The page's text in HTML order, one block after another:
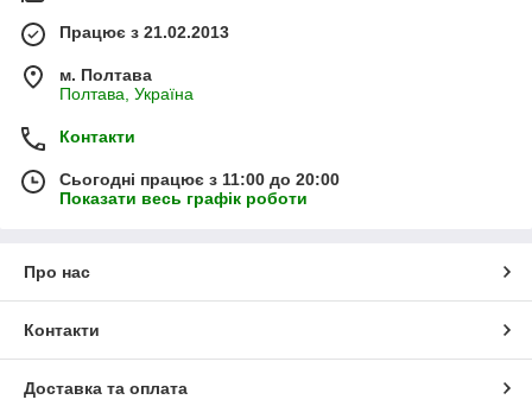
Працює з 21.02.2013
м. Полтава
Полтава, Україна
Контакти
Сьогодні працює з 11:00 до 20:00
Показати весь графік роботи
Про нас
Контакти
Доставка та оплата